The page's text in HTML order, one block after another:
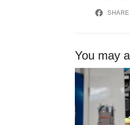
SHARE
You may